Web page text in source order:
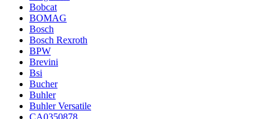
Bobcat
BOMAG
Bosch
Bosch Rexroth
BPW
Brevini
Bsi
Bucher
Buhler
Buhler Versatile
CA0350878